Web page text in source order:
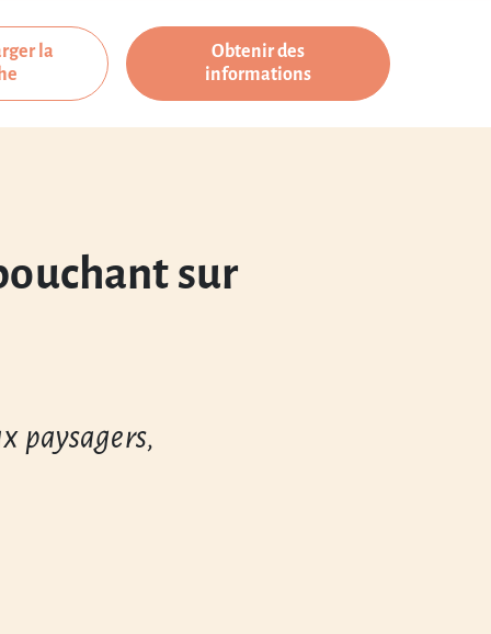
la
Obtenir des
informations
sur
paysagers,